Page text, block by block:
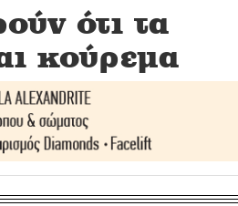
ότι τα
κούρεμα